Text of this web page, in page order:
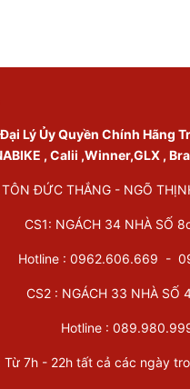
Đại Lý Ủy Quyền Chính Hãng
, Calii ,Winner,GLX ,
TÔN ĐỨC THẮNG - NGÕ
CS1: NGÁCH 34 NHÀ SỐ
Hotline : 0962.606.669 -
CS2 : NGÁCH 33 NHÀ SỐ
Hotline :
Từ 7h - 22h tất cả các ngày